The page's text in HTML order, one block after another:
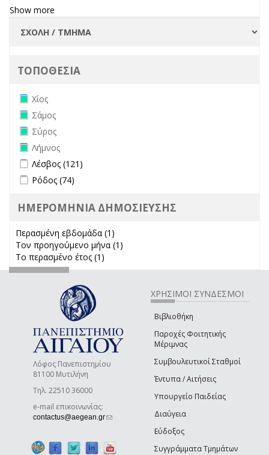
Show more
ΤΟΠΟΘΕΣΙΑ
Remove Χίος filter
Χίος
Remove Σάμος filter
Σάμος
Remove Σύρος filter
Σύρος
Remove Λήμνος filter
Λήμνος
Apply Λέσβος filter
Λέσβος (121)
Apply Ρόδος filter
Ρόδος (74)
ΗΜΕΡΟΜΗΝΙΑ ΔΗΜΟΣΙΕΥΣΗΣ
Περασμένη εβδομάδα (1)
Τον προηγούμενο μήνα (1)
Το περασμένο έτος (1)
Λόφος Πανεπιστημίου
81100 Μυτιλήνη
Τηλ. 22510 36000
e-mail επικοινωνίας:
contactus@aegean.gr(link sends e-mail)
ΧΡΗΣΙΜΟΙ ΣΥΝΔΕΣΜΟΙ
Βιβλιοθήκη
Παροχές Φοιτητικής
Μέριμνας
Συμβουλευτικοί Σταθμοί
Έντυπα / Αιτήσεις
Υπουργείο Παιδείας
Διαύγεια
Εύδοξος
Συγγράμματα Τμημάτων